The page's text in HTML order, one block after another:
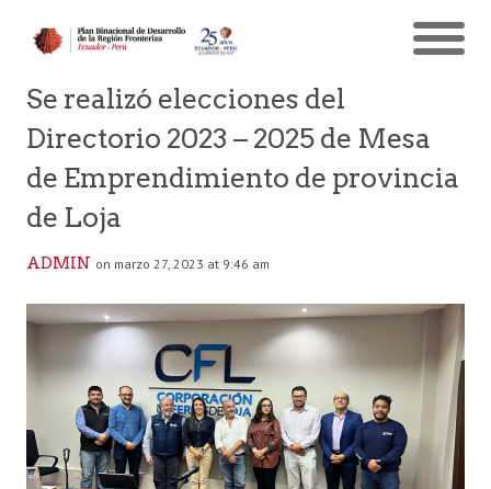
Se realizó elecciones del
Directorio 2023 – 2025 de Mesa
de Emprendimiento de provincia
de Loja
ADMIN on marzo 27, 2023 at 9:46 am